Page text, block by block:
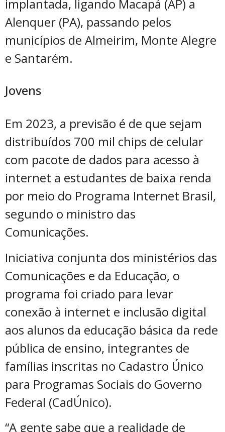
implantada, ligando Macapá (AP) a
Alenquer (PA), passando pelos
municípios de Almeirim, Monte Alegre
e Santarém.
Jovens
Em 2023, a previsão é de que sejam
distribuídos 700 mil chips de celular
com pacote de dados para acesso à
internet a estudantes de baixa renda
por meio do Programa Internet Brasil,
segundo o ministro das
Comunicações.
Iniciativa conjunta dos ministérios das
Comunicações e da Educação, o
programa foi criado para levar
conexão à internet e inclusão digital
aos alunos da educação básica da rede
pública de ensino, integrantes de
famílias inscritas no Cadastro Único
para Programas Sociais do Governo
Federal (CadÚnico).
“A gente sabe que a realidade de